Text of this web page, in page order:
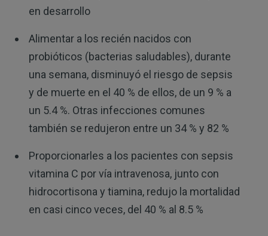
en desarrollo
Alimentar a los recién nacidos con
probióticos (bacterias saludables), durante
una semana, disminuyó el riesgo de sepsis
y de muerte en el 40 % de ellos, de un 9 % a
un 5.4 %. Otras infecciones comunes
también se redujeron entre un 34 % y 82 %
Proporcionarles a los pacientes con sepsis
vitamina C por vía intravenosa, junto con
hidrocortisona y tiamina, redujo la mortalidad
en casi cinco veces, del 40 % al 8.5 %